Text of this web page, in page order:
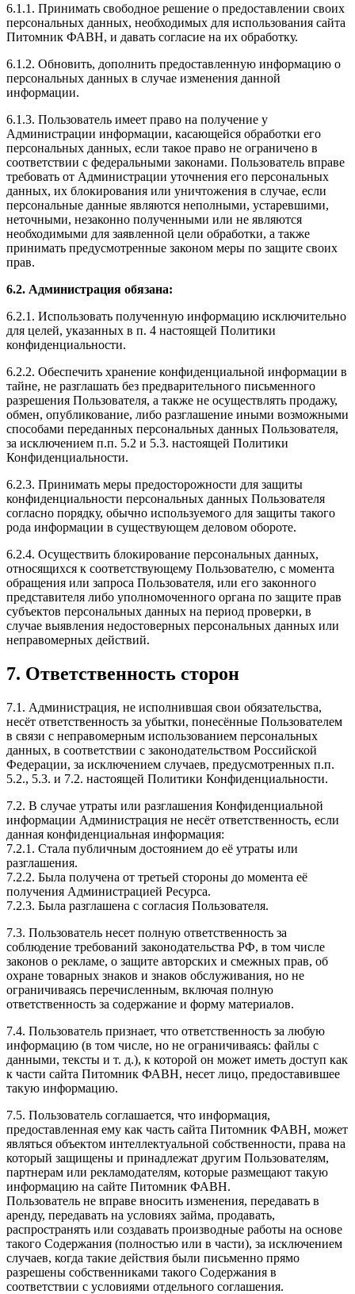
6.1.1. Принимать свободное решение о предоставлении своих
персональных данных, необходимых для использования сайта
Питомник ФАВН, и давать согласие на их обработку.
6.1.2. Обновить, дополнить предоставленную информацию о
персональных данных в случае изменения данной
информации.
6.1.3. Пользователь имеет право на получение у
Администрации информации, касающейся обработки его
персональных данных, если такое право не ограничено в
соответствии с федеральными законами. Пользователь вправе
требовать от Администрации уточнения его персональных
данных, их блокирования или уничтожения в случае, если
персональные данные являются неполными, устаревшими,
неточными, незаконно полученными или не являются
необходимыми для заявленной цели обработки, а также
принимать предусмотренные законом меры по защите своих
прав.
6.2. Администрация обязана:
6.2.1. Использовать полученную информацию исключительно
для целей, указанных в п. 4 настоящей Политики
конфиденциальности.
6.2.2. Обеспечить хранение конфиденциальной информации в
тайне, не разглашать без предварительного письменного
разрешения Пользователя, а также не осуществлять продажу,
обмен, опубликование, либо разглашение иными возможными
способами переданных персональных данных Пользователя,
за исключением п.п. 5.2 и 5.3. настоящей Политики
Конфиденциальности.
6.2.3. Принимать меры предосторожности для защиты
конфиденциальности персональных данных Пользователя
согласно порядку, обычно используемого для защиты такого
рода информации в существующем деловом обороте.
6.2.4. Осуществить блокирование персональных данных,
относящихся к соответствующему Пользователю, с момента
обращения или запроса Пользователя, или его законного
представителя либо уполномоченного органа по защите прав
субъектов персональных данных на период проверки, в
случае выявления недостоверных персональных данных или
неправомерных действий.
7. Ответственность сторон
7.1. Администрация, не исполнившая свои обязательства,
несёт ответственность за убытки, понесённые Пользователем
в связи с неправомерным использованием персональных
данных, в соответствии с законодательством Российской
Федерации, за исключением случаев, предусмотренных п.п.
5.2., 5.3. и 7.2. настоящей Политики Конфиденциальности.
7.2. В случае утраты или разглашения Конфиденциальной
информации Администрация не несёт ответственность, если
данная конфиденциальная информация:
7.2.1. Стала публичным достоянием до её утраты или
разглашения.
7.2.2. Была получена от третьей стороны до момента её
получения Администрацией Ресурса.
7.2.3. Была разглашена с согласия Пользователя.
7.3. Пользователь несет полную ответственность за
соблюдение требований законодательства РФ, в том числе
законов о рекламе, о защите авторских и смежных прав, об
охране товарных знаков и знаков обслуживания, но не
ограничиваясь перечисленным, включая полную
ответственность за содержание и форму материалов.
7.4. Пользователь признает, что ответственность за любую
информацию (в том числе, но не ограничиваясь: файлы с
данными, тексты и т. д.), к которой он может иметь доступ как
к части сайта Питомник ФАВН, несет лицо, предоставившее
такую информацию.
7.5. Пользователь соглашается, что информация,
предоставленная ему как часть сайта Питомник ФАВН, может
являться объектом интеллектуальной собственности, права на
который защищены и принадлежат другим Пользователям,
партнерам или рекламодателям, которые размещают такую
информацию на сайте Питомник ФАВН.
Пользователь не вправе вносить изменения, передавать в
аренду, передавать на условиях займа, продавать,
распространять или создавать производные работы на основе
такого Содержания (полностью или в части), за исключением
случаев, когда такие действия были письменно прямо
разрешены собственниками такого Содержания в
соответствии с условиями отдельного соглашения.